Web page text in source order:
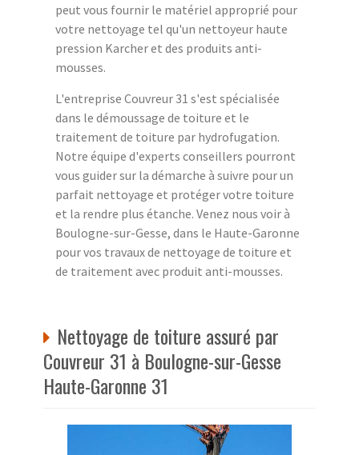
peut vous fournir le matériel approprié pour
votre nettoyage tel qu'un nettoyeur haute
pression Karcher et des produits anti-
mousses.
L'entreprise Couvreur 31 s'est spécialisée
dans le démoussage de toiture et le
traitement de toiture par hydrofugation.
Notre équipe d'experts conseillers pourront
vous guider sur la démarche à suivre pour un
parfait nettoyage et protéger votre toiture
et la rendre plus étanche. Venez nous voir à
Boulogne-sur-Gesse, dans le Haute-Garonne
pour vos travaux de nettoyage de toiture et
de traitement avec produit anti-mousses.
Nettoyage de toiture assuré par
Couvreur 31 à Boulogne-sur-Gesse
Haute-Garonne 31